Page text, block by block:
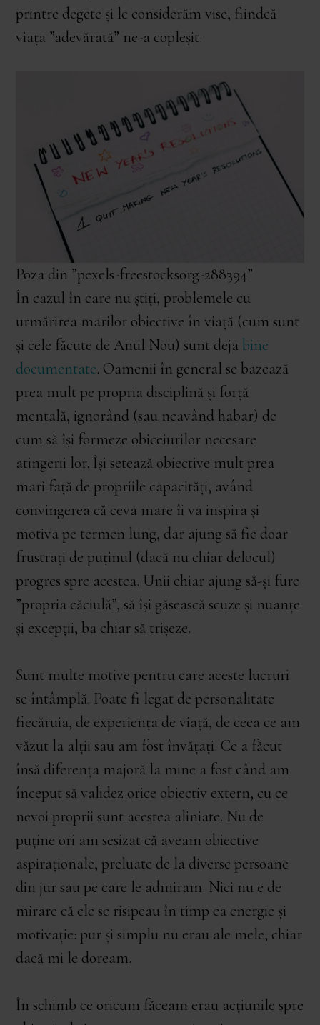
printre degete și le considerăm vise, fiindcă
viața ”adevărată” ne-a copleșit.
Poza din ”pexels-freestocksorg-288394”
În cazul în care nu știți, problemele cu
urmărirea marilor obiective în viață (cum sunt
și cele făcute de Anul Nou) sunt deja bine
documentate. Oamenii în general se bazează
prea mult pe propria disciplină și forță
mentală, ignorând (sau neavând habar) de
cum să își formeze obiceiurilor necesare
atingerii lor. Își setează obiective mult prea
mari față de propriile capacități, având
convingerea că ceva mare îi va inspira și
motiva pe termen lung, dar ajung să fie doar
frustrați de puținul (dacă nu chiar delocul)
progres spre acestea. Unii chiar ajung să-și fure
”propria căciulă”, să își găsească scuze și nuanțe
și excepții, ba chiar să trișeze.
Sunt multe motive pentru care aceste lucruri
se întâmplă. Poate fi legat de personalitate
fiecăruia, de experiența de viață, de ceea ce am
văzut la alții sau am fost învățați. Ce a făcut
însă diferența majoră la mine a fost când am
început să validez orice obiectiv extern, cu ce
nevoi proprii sunt acestea aliniate. Nu de
puține ori am sesizat că aveam obiective
aspiraționale, preluate de la diverse persoane
din jur sau pe care le admiram. Nici nu e de
mirare că ele se risipeau în timp ca energie și
motivație: pur și simplu nu erau ale mele, chiar
dacă mi le doream.
În schimb ce oricum făceam erau acțiunile spre